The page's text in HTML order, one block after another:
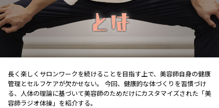
長く楽しくサロンワークを続けることを目指す上で、美容師自身の健康
管理とセルフケアが欠かせない。 今回、健康的な体づくりを習慣づけ
る、人体の理論に基づいて美容師のためだけにカスタマイズされた「美
容師ラジオ体操」を紹介する。